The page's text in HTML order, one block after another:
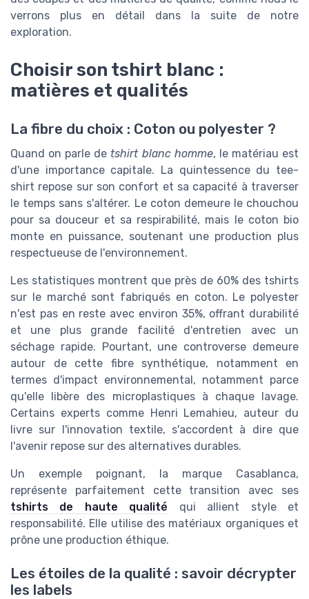
verrons plus en détail dans la suite de notre
exploration.
Choisir son tshirt blanc :
matières et qualités
La fibre du choix : Coton ou polyester ?
Quand on parle de tshirt blanc homme, le matériau est
d'une importance capitale. La quintessence du tee-
shirt repose sur son confort et sa capacité à traverser
le temps sans s'altérer. Le coton demeure le chouchou
pour sa douceur et sa respirabilité, mais le coton bio
monte en puissance, soutenant une production plus
respectueuse de l'environnement.
Les statistiques montrent que près de 60% des tshirts
sur le marché sont fabriqués en coton. Le polyester
n'est pas en reste avec environ 35%, offrant durabilité
et une plus grande facilité d'entretien avec un
séchage rapide. Pourtant, une controverse demeure
autour de cette fibre synthétique, notamment en
termes d'impact environnemental, notamment parce
qu'elle libère des microplastiques à chaque lavage.
Certains experts comme Henri Lemahieu, auteur du
livre sur l'innovation textile, s'accordent à dire que
l'avenir repose sur des alternatives durables.
Un exemple poignant, la marque Casablanca,
représente parfaitement cette transition avec ses
tshirts de haute qualité qui allient style et
responsabilité. Elle utilise des matériaux organiques et
prône une production éthique.
Les étoiles de la qualité : savoir décrypter
les labels